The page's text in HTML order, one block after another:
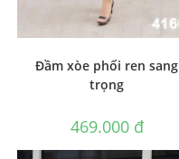
Đầm xòe phối ren sang
trọng
469.000 ₫